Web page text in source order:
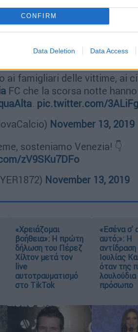
CONFIRM
Data Deletion Data Access
calamità naturale
eaAUH6WqLa
November 13, 2019
ai famigliari delle vittime, ai
FC che la scorsa notte
. pic.twitter.com/
November 13, 2019
sosteniamo Venezia! 👇
zV9SKu7DFo
November 13, 2019
«Χρειάζομαι
βοήθεια»: Η πρώτη
δήλωση του Πέρεζ
Χίλτον μετά τον
live
αυτοτραυματισμό
στο TikTok
«Εσένα σ’
αυτό;»: Η
Ιουλίας
όταν της
πρόσωπο